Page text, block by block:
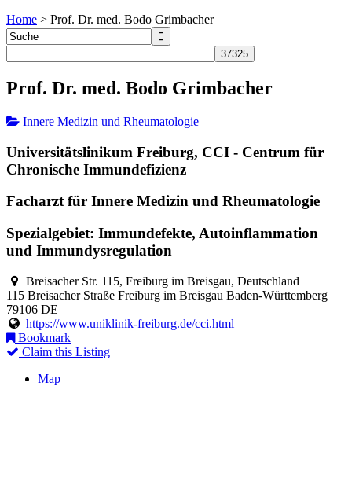
Home > Prof. Dr. med. Bodo Grimbacher
Prof. Dr. med. Bodo Grimbacher
Innere Medizin und Rheumatologie
Universitätslinikum Freiburg, CCI - Centrum für
Chronische Immundefizienz
Facharzt für Innere Medizin und Rheumatologie
Spezialgebiet: Immundefekte, Autoinflammation
und Immundysregulation
Breisacher Str. 115, Freiburg im Breisgau, Deutschland
115 Breisacher Straße Freiburg im Breisgau Baden-Württemberg
79106 DE
https://www.uniklinik-freiburg.de/cci.html
Bookmark
Claim this Listing
Map